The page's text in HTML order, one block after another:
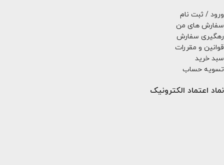
ورود / ثبت نام
سفارش های من
رهگیری سفارش
قوانین و مقررات
سبد خرید
تسویه حساب
نماد اعتماد الکترونیک